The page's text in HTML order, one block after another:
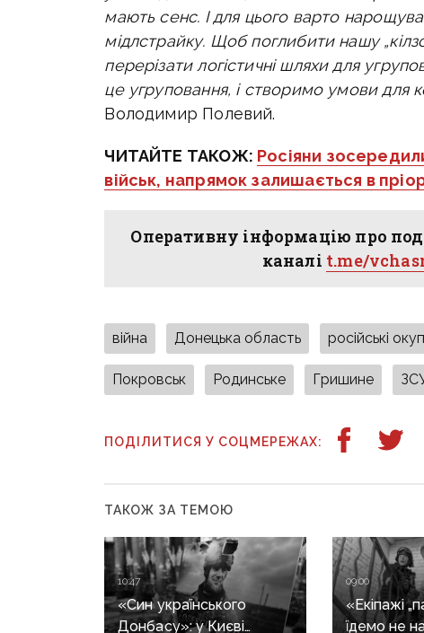
мають сенс. І для цього варто
мідлстрайку. Щоб поглибити нашу
перерізати логістичні шляхи для
це угруповання, і створимо умови для
Володимир Полевий.
ЧИТАЙТЕ ТАКОЖ: Росіяни
військ, напрямок залишається в
Оперативну інформацію про
каналі t.me/
війна Донецька область російські
Покровськ Родинське Гришине
ПОДІЛИТИСЯ У СОЦМЕРЕЖАХ:
ТАКОЖ ЗА ТЕМОЮ
10:47
«Син українського
Донбасу»: у Києві
09:00
«Екіпажі
їдемо не